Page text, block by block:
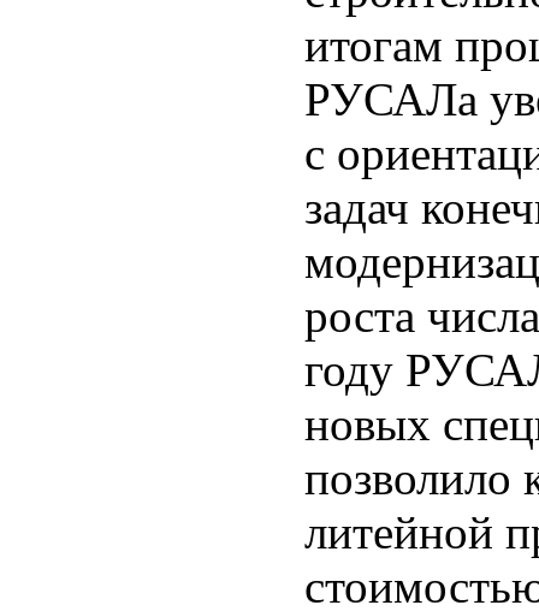
итогам
РУСАЛа
с
задач
роста
году
новых
позволило
литейной